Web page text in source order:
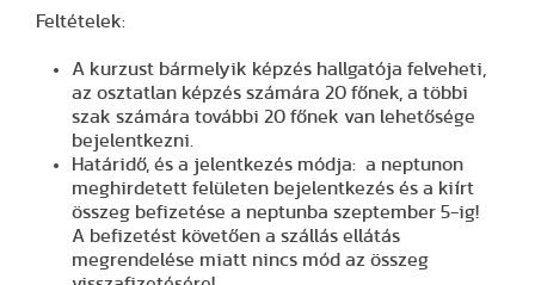
Feltételek:
A kurzust bármelyik képzés hallgatója felveheti,
az osztatlan képzés számára 20 főnek, a többi
szak számára további 20 főnek van lehetősége
bejelentkezni.
Határidő, és a jelentkezés módja: a neptunon
meghirdetett felületen bejelentkezés és a kiírt
összeg befizetése a neptunba szeptember 5-ig!
A befizetést követően a szállás ellátás
megrendelése miatt nincs mód az összeg